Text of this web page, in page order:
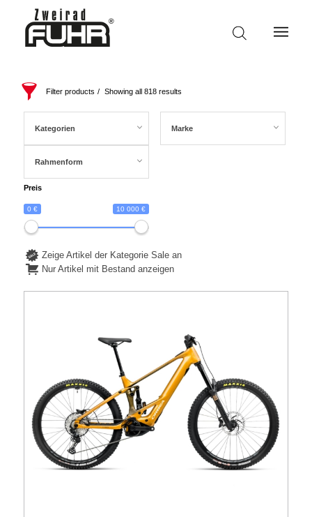
Filter products Showing all 818 results
Kategorien Marke
Rahmenform
Preis
0 € 10 000 €
Zeige Artikel der Kategorie Sale an
Nur Artikel mit Bestand anzeigen